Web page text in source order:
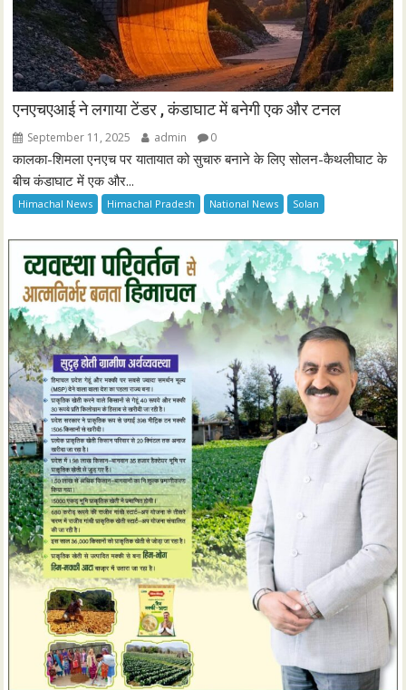
एनएचएआई ने लगाया टेंडर , कंडाघाट में बनेगी एक और टनल
September 11, 2025 admin 0
कालका-शिमला एनएच पर यातायात को सुचारु बनाने के लिए सोलन-कैथलीघाट के
बीच कंडाघाट में एक और...
Himachal News Himachal Pradesh National News Solan